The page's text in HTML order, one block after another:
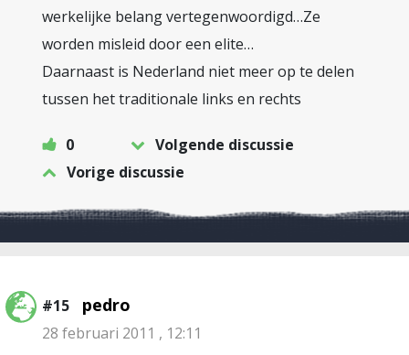
werkelijke belang vertegenwoordigd…Ze
worden misleid door een elite…
Daarnaast is Nederland niet meer op te delen
tussen het traditionale links en rechts
0
Volgende discussie
Vorige discussie
#15 pedro
28 februari 2011 , 12:11